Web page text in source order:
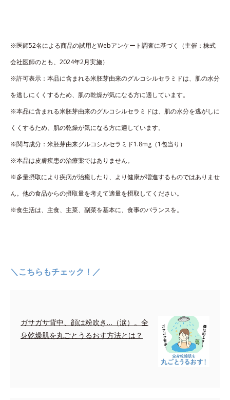
※医師52名による商品の試用とWebアンケート調査に基づく（主催：株式
会社医師のとも、2024年2月実施）
※許可表示：本品に含まれる米胚芽由来のグルコシルセラミドは、肌の水分
を逃しにくくするため、肌の乾燥が気になる方に適しています。
※本品に含まれる米胚芽由来のグルコシルセラミドは、肌の水分を逃がしに
くくするため、肌の乾燥が気になる方に適しています。
※関与成分：米胚芽由来グルコシルセラミド1.8mg（1包当り）
※本品は皮膚疾患の治療薬ではありません。
※多量摂取により疾病が治癒したり、より健康が増進するものではありませ
ん。他の食品からの摂取量を考えて適量を摂取してください。
※食生活は、主食、主菜、副菜を基本に、食事のバランスを。
＼こちらもチェック！／
ガサガサ背中、顔は粉吹き…（涙）。全
身乾燥肌を丸ごとうるおす方法とは？